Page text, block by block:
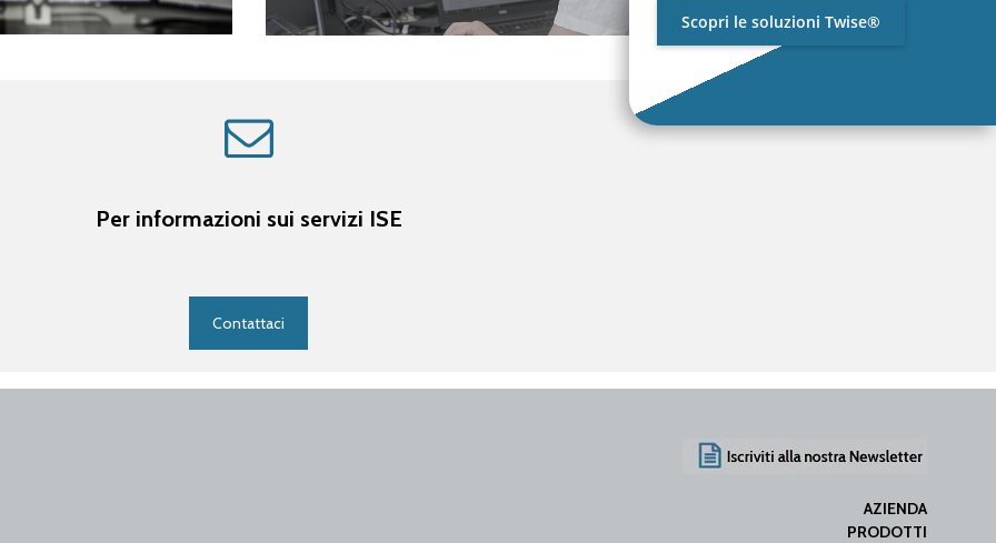
Per informazioni sui servizi ISE
Contattaci
AZIENDA
PRODOTTI
Scopri le soluzioni Twise®